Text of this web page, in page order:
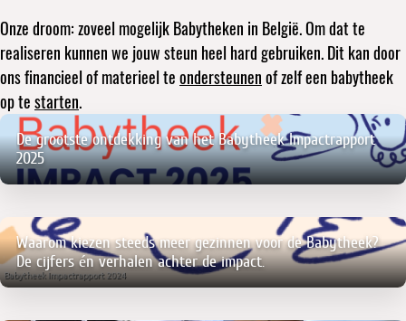
Onze droom: zoveel mogelijk Babytheken in België. Om dat te
realiseren kunnen we jouw steun heel hard gebruiken. Dit kan door
ons financieel of materieel te ondersteunen of zelf een babytheek
op te starten.
De grootste ontdekking van het Babytheek Impactrapport
2025
Waarom kiezen steeds meer gezinnen voor de Babytheek?
De cijfers én verhalen achter de impact.